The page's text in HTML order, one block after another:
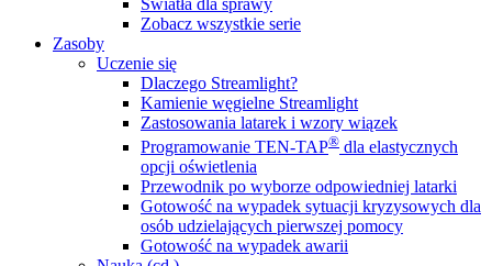
Zobacz wszystkie serie
Zasoby
Uczenie się
Dlaczego Streamlight?
Kamienie węgielne Streamlight
Zastosowania latarek i wzory wiązek
Programowanie TEN-TAP® dla elastycznych
opcji oświetlenia
Przewodnik po wyborze odpowiedniej latarki
Gotowość na wypadek sytuacji kryzysowych dla
osób udzielających pierwszej pomocy
Gotowość na wypadek awarii